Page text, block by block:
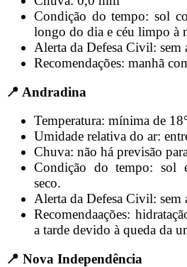
Condição do tempo: sol
longo do dia e céu limpo à
Alerta da Defesa Civil: sem
Recomendações: manhã
📍 Andradina
Temperatura: mínima de
Umidade relativa do ar:
Chuva: não há previsão
Condição do tempo: sol
seco.
Alerta da Defesa Civil: sem
Recomendaações:
a tarde devido à queda da
📍 Nova Independência